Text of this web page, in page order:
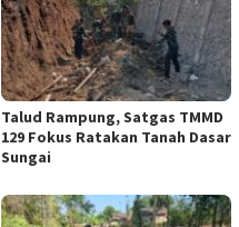
Talud Rampung, Satgas TMMD
129 Fokus Ratakan Tanah Dasar
Sungai